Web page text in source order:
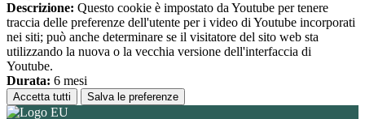
Descrizione: Questo cookie è impostato da Youtube per tenere
traccia delle preferenze dell'utente per i video di Youtube incorporati
nei siti; può anche determinare se il visitatore del sito web sta
utilizzando la nuova o la vecchia versione dell'interfaccia di
Youtube.
Durata: 6 mesi
Accetta tutti Salva le preferenze